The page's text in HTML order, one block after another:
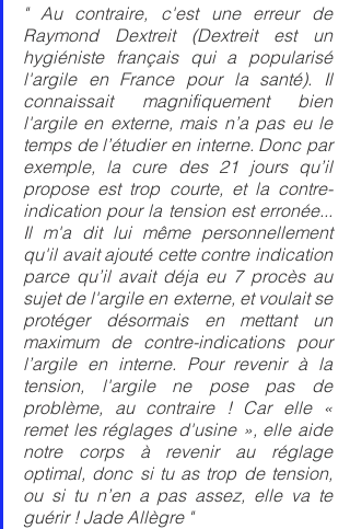
" Au contraire, c'est une erreur de
Raymond Dextreit (Dextreit est un
hygiéniste français qui a popularisé
l'argile en France pour la santé). Il
connaissait magnifiquement bien
l'argile en externe, mais n’a pas eu le
temps de l’étudier en interne. Donc par
exemple, la cure des 21 jours qu’il
propose est trop courte, et la contre-
indication pour la tension est erronée...
Il m'a dit lui même personnellement
qu'il avait ajouté cette contre indication
parce qu’il avait déja eu 7 procès au
sujet de l'argile en externe, et voulait se
protéger désormais en mettant un
maximum de contre-indications pour
l’argile en interne. Pour revenir à la
tension, l'argile ne pose pas de
problème, au contraire ! Car elle «
remet les réglages d'usine », elle aide
notre corps à revenir au réglage
optimal, donc si tu as trop de tension,
ou si tu n’en a pas assez, elle va te
guérir ! Jade Allègre "